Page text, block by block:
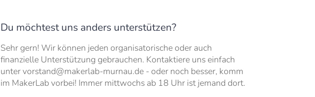
Du möchtest uns anders unterstützen?
Sehr gern! Wir können jeden organisatorische oder auch
finanzielle Unterstützung gebrauchen. Kontaktiere uns einfach
unter vorstand@makerlab-murnau.de - oder noch besser, komm
im MakerLab vorbei! Immer mittwochs ab 18 Uhr ist jemand dort.